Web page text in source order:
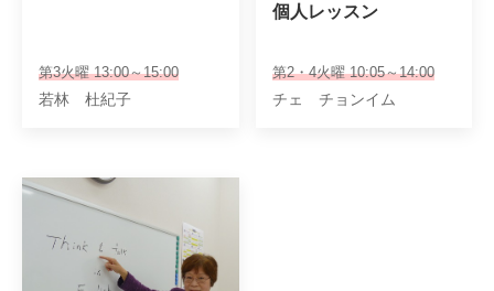
第3火曜 13:00～15:00
若林 杜紀子
個人レッスン
第2・4火曜 10:05～14:00
チェ チョンイム